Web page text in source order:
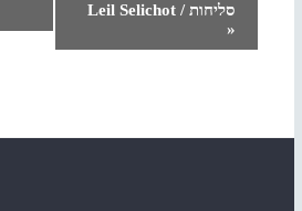
Leil Selichot / סליחות
»